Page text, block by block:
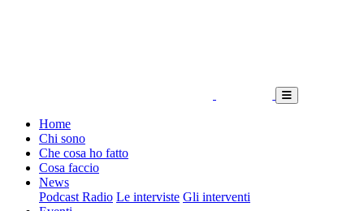
Home
Chi sono
Che cosa ho fatto
Cosa faccio
News
Podcast Radio Le interviste Gli interventi